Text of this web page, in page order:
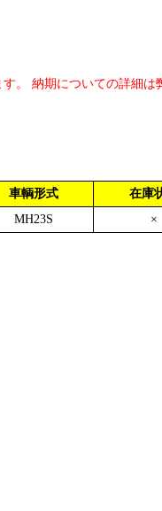
。 納期についての詳細は
車輌形式
在庫
MH23S ×